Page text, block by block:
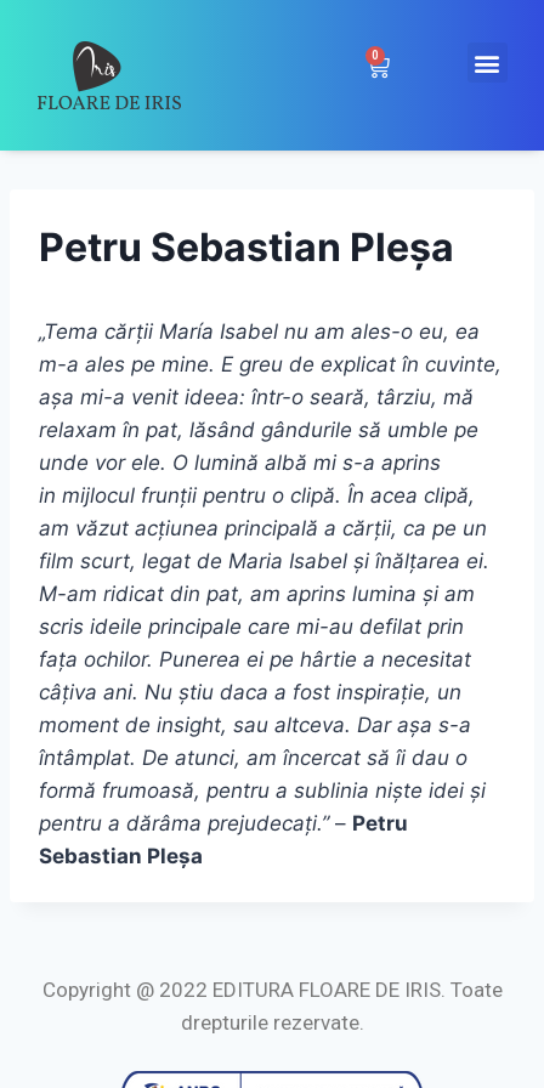
0
Petru Sebastian Pleșa
„Tema cărții María Isabel nu am ales-o eu, ea
m-a ales pe mine. E greu de explicat în cuvinte,
așa mi-a venit ideea: într-o seară, târziu, mă
relaxam în pat, lăsând gândurile să umble pe
unde vor ele. O lumină albă mi s-a aprins
in mijlocul frunții pentru o clipă. În acea clipă,
am văzut acțiunea principală a cărții, ca pe un
film scurt, legat de Maria Isabel și înălțarea ei.
M-am ridicat din pat, am aprins lumina și am
scris ideile principale care mi-au defilat prin
fața ochilor. Punerea ei pe hârtie a necesitat
câțiva ani. Nu știu daca a fost inspirație, un
moment de insight, sau altceva. Dar așa s-a
întâmplat. De atunci, am încercat să îi dau o
formă frumoasă, pentru a sublinia niște idei și
pentru a dărâma prejudecați.”– Petru
Sebastian Pleșa
Copyright @ 2022 EDITURA FLOARE DE IRIS. Toate
drepturile rezervate.